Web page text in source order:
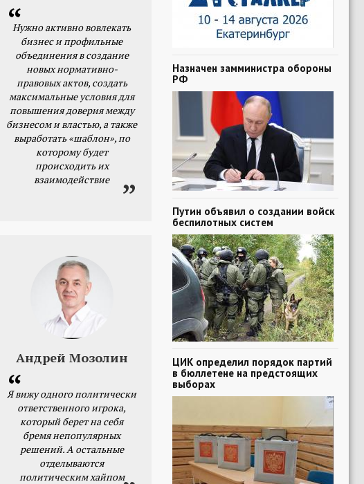
Нужно активно вовлекать
бизнес и профильные
объединения в создание
новых нормативно-
правовых актов, создать
максимальные условия для
повышения доверия между
бизнесом и властью, а также
выработать «шаблон», по
которому будет
происходить их
взаимодействие
Андрей Мозолин
Я вижу одного политически
ответственного игрока,
который берет на себя
бремя непопулярных
решений. А остальные
отделываются
политическим хайпом
Назначен замминистра обороны
РФ
Путин объявил о создании войск
беспилотных систем
ЦИК определил порядок партий
в бюллетене на предстоящих
выборах